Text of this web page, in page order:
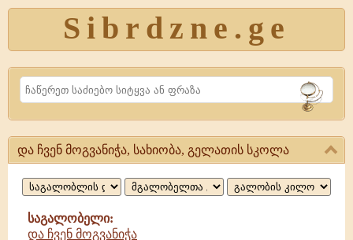
Sibrdzne.ge
Search
და
ჩვენ
მოგვანიჭა,
სახიობა,
და ჩვენ მოგვანიჭა, სახიობა, გელათის სკოლა
საგალობელი:
და ჩვენ მოგვანიჭა